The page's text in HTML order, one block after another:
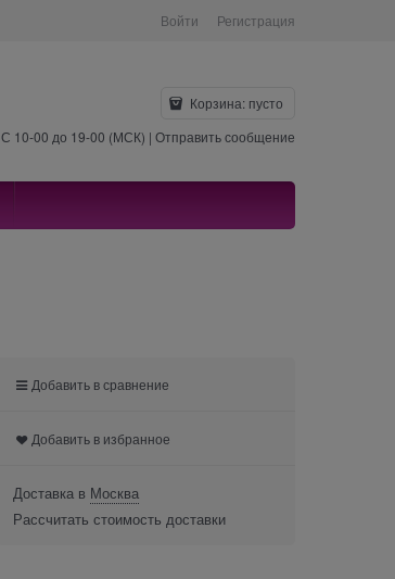
Войти Регистрация
Корзина: пусто
С 10-00 до 19-00 (МСК) | Отправить сообщение
Добавить в сравнение
Добавить в избранное
Доставка в Москва
Рассчитать стоимость доставки